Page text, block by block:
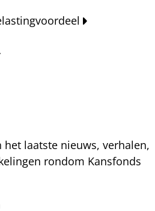
laatste nieuws, verhalen,
rondom Kansfonds